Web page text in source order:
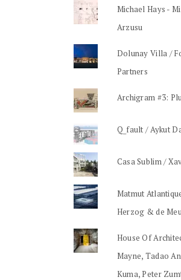
Michael Hays -
Arzusu
Dolunay Villa /
Partners
Archigram #3:
Q_fault / Aykut
Casa Sublim /
Matmut
Herzog & de
House Of
Mayne, Tadao
Kuma, Peter